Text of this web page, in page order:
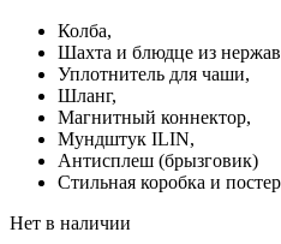
Колба,
Шахта и блюдце из
Уплотнитель для чаши,
Шланг,
Магнитный коннектор,
Мундштук ILIN,
Антисплеш (брызговик)
Стильная коробка и постер
Нет в наличии